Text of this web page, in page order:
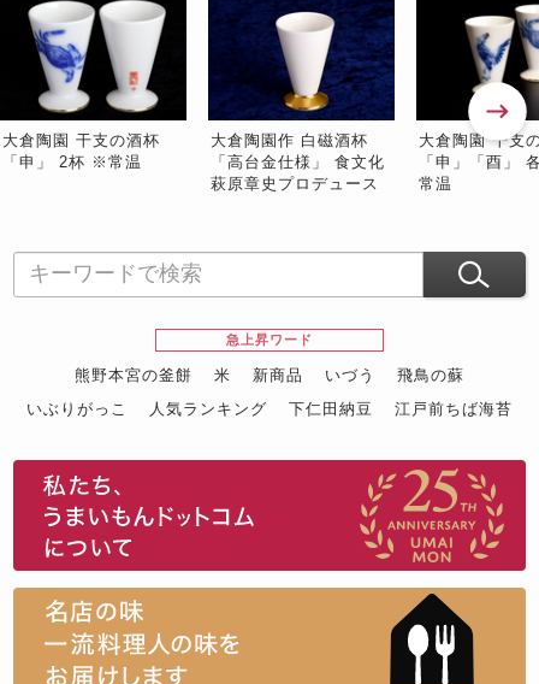
大倉陶園 干支の酒杯
「申」 2杯 ※常温
大倉陶園作 白磁酒杯
「高台金仕様」 食文化
萩原章史プロデュース
大倉陶園 干支
「申」「酉」
常温
急上昇ワード
熊野本宮の釜餅 米 新商品 いづう
飛鳥の蘇
いぶりがっこ
人気ランキング 下仁田納豆
江戸前ちば海苔